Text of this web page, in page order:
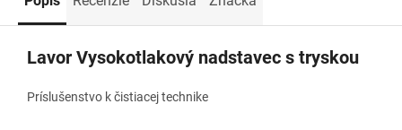
Lavor Vysokotlakový nadstavec s tryskou
Príslušenstvo k čistiacej technike